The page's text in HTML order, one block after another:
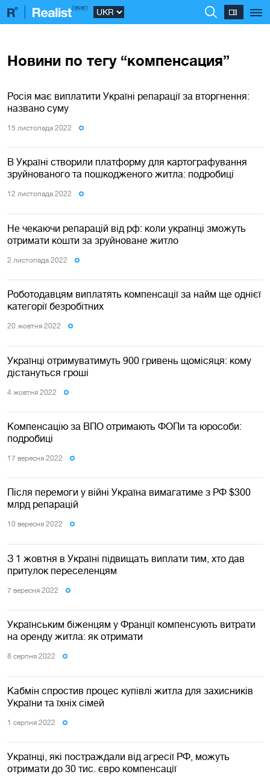
Новини по тегу “компенсация”
Росія має виплатити Україні репарації за вторгнення:
названо суму
15 листопада 2022
В Україні створили платформу для картографування
зруйнованого та пошкодженого житла: подробиці
12 листопада 2022
Не чекаючи репарацій від рф: коли українці зможуть
отримати кошти за зруйноване житло
2 листопада 2022
Роботодавцям виплатять компенсації за найм ще однієї
категорії безробітних
20 жовтня 2022
Українці отримуватимуть 900 гривень щомісяця: кому
дістануться гроші
4 жовтня 2022
Компенсацію за ВПО отримають ФОПи та юрособи:
подробиці
17 вересня 2022
Після перемоги у війні Україна вимагатиме з РФ $300
млрд репарацій
10 вересня 2022
З 1 жовтня в Україні підвищать виплати тим, хто дав
притулок переселенцям
7 вересня 2022
Українським біженцям у Франції компенсують витрати
на оренду житла: як отримати
8 серпня 2022
Кабмін спростив процес купівлі житла для захисників
України та їхніх сімей
1 серпня 2022
Українці, які постраждали від агресії РФ, можуть
отримати до 30 тис. євро компенсації